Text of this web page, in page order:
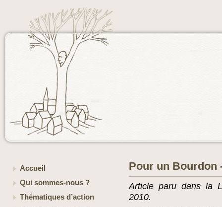
Accueil
Qui sommes-nous ?
Thématiques d’action
Pour un Bourdon
Article paru dans la
2010.